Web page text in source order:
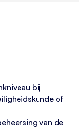
bij
of
van de